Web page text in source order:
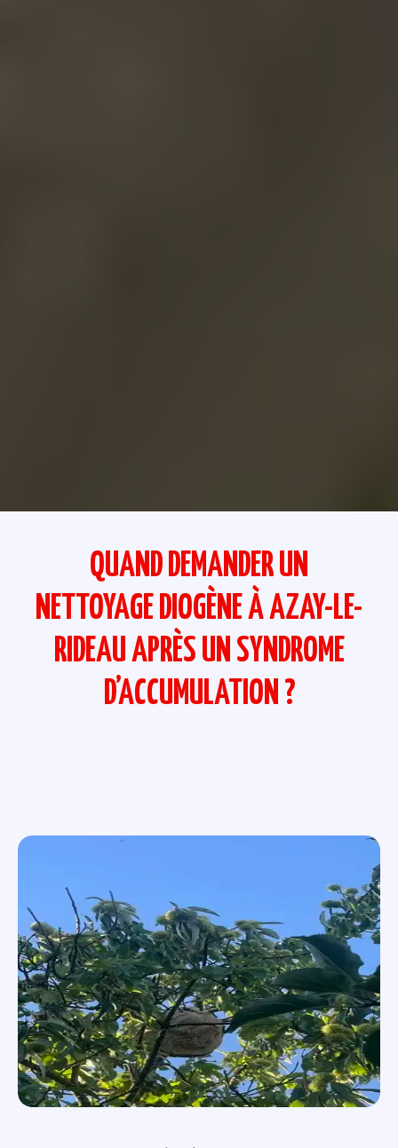
QUAND DEMANDER UN
NETTOYAGE DIOGÈNE À AZAY-LE-
RIDEAU APRÈS UN SYNDROME
D’ACCUMULATION ?